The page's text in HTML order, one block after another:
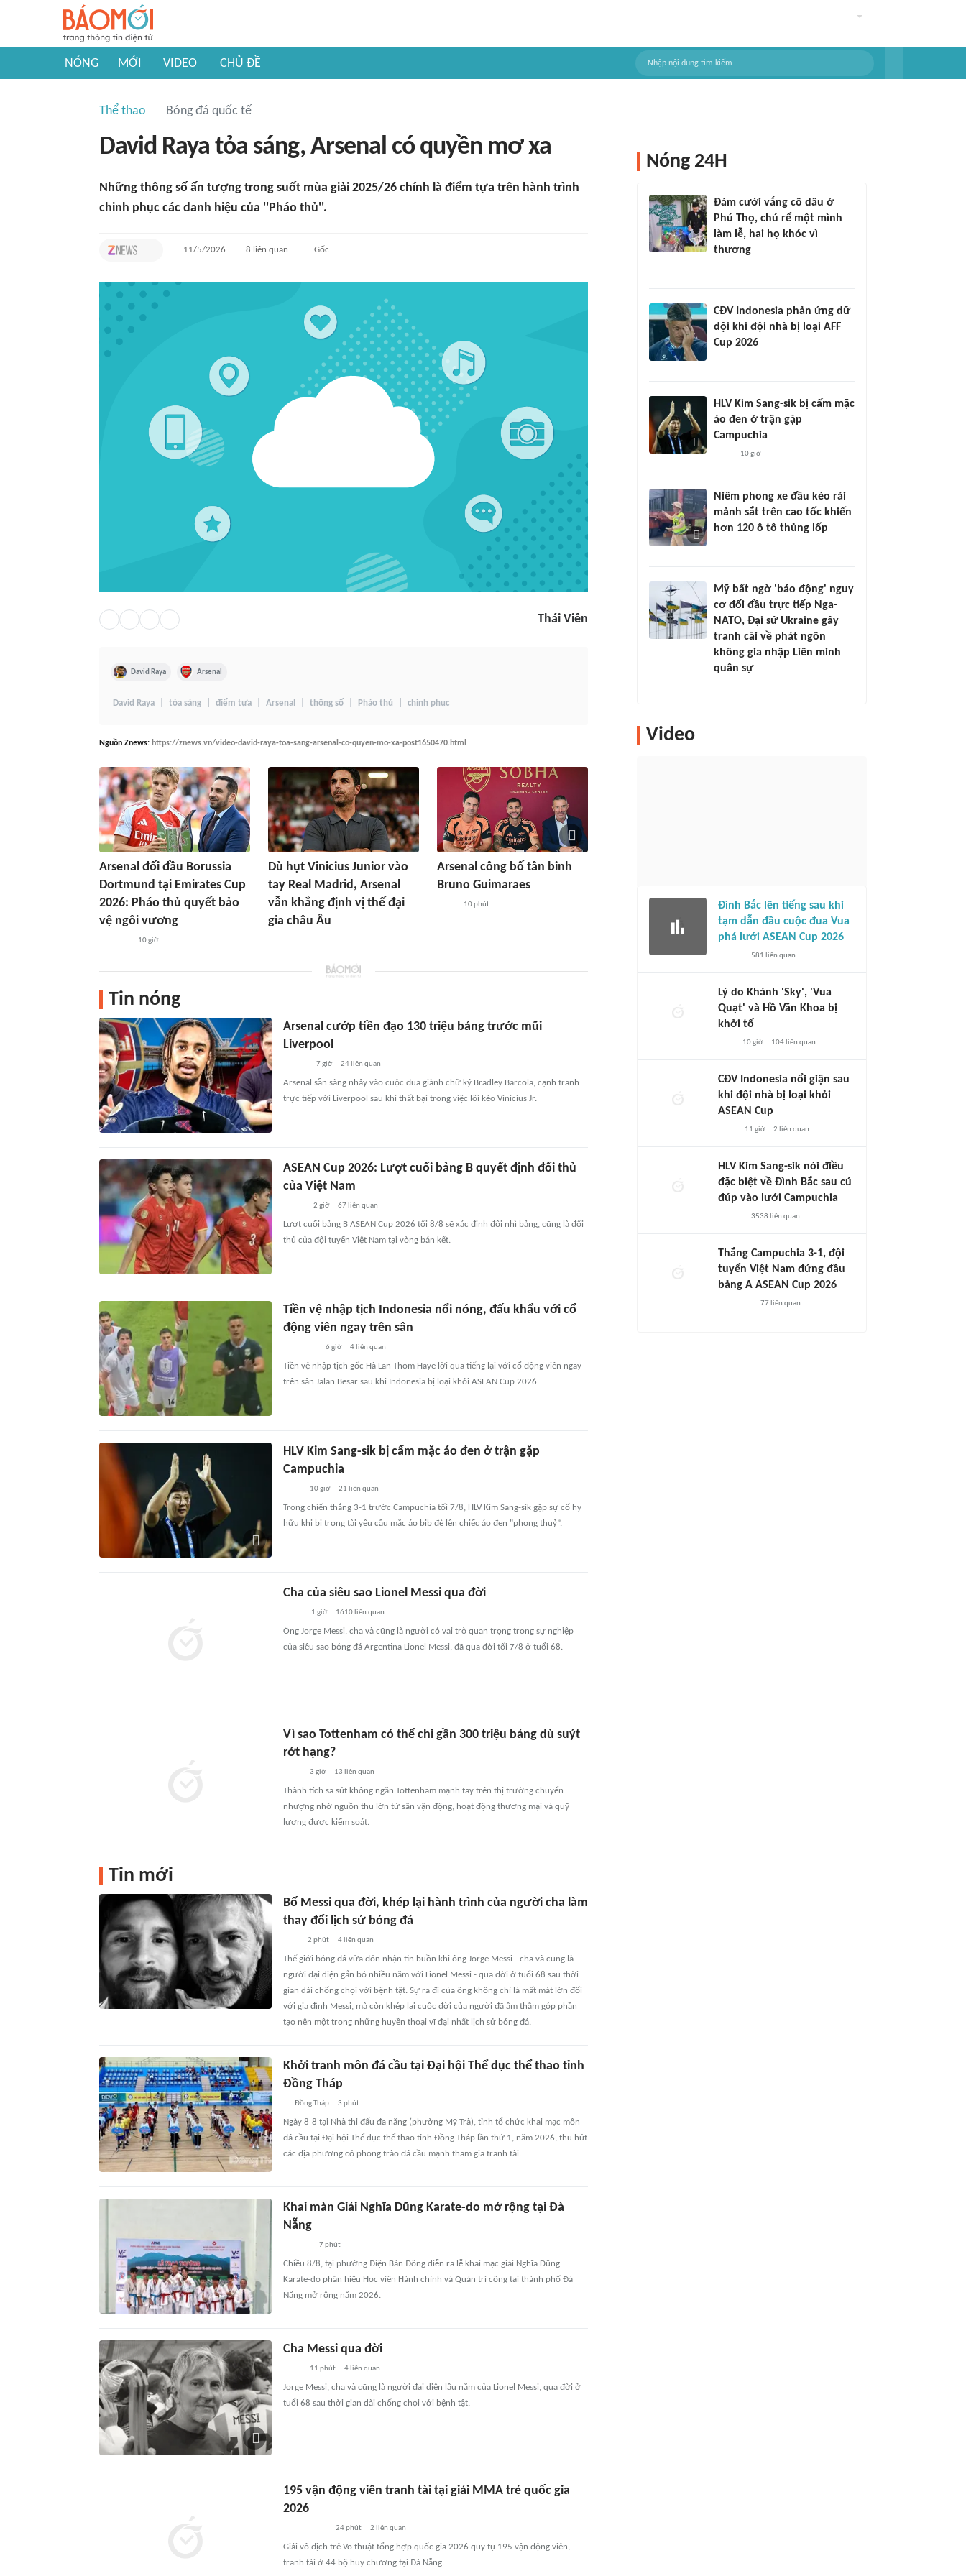
NÓNG MỚI VIDEO CHỦ ĐỀ
Thể thao Bóng đá quốc tế
David Raya tỏa sáng, Arsenal có quyền mơ xa
Những thông số ấn tượng trong suốt mùa giải 2025/26 chính là điểm tựa trên hành trình
chinh phục các danh hiệu của ''Pháo thủ''.
11/5/2026 8 liên quan Gốc
Thái Viên
David Raya Arsenal
David Raya tỏa sáng điểm tựa Arsenal thông số Pháo thủ chinh phục
Nguồn Znews: https://znews.vn/video-david-raya-toa-sang-arsenal-co-quyen-mo-xa-post1650470.html
Arsenal đối đầu Borussia
Dortmund tại Emirates Cup
2026: Pháo thủ quyết bảo
vệ ngôi vương
10 giờ
Dù hụt Vinicius Junior vào
tay Real Madrid, Arsenal
vẫn khẳng định vị thế đại
gia châu Âu
Arsenal công bố tân binh
Bruno Guimaraes
10 phút
Tin nóng
Arsenal cướp tiền đạo 130 triệu bảng trước mũi
Liverpool
7 giờ 24liên quan
Arsenal sẵn sàng nhảy vào cuộc đua giành chữ ký Bradley Barcola, cạnh tranh
trực tiếp với Liverpool sau khi thất bại trong việc lôi kéo Vinicius Jr.
ASEAN Cup 2026: Lượt cuối bảng B quyết định đối thủ
của Việt Nam
2 giờ 67 liên quan
Lượt cuối bảng B ASEAN Cup 2026 tối 8/8 sẽ xác định đội nhì bảng, cũng là đối
thủ của đội tuyển Việt Nam tại vòng bán kết.
Tiền vệ nhập tịch Indonesia nổi nóng, đấu khẩu với cổ
động viên ngay trên sân
6 giờ 4liên quan
Tiền vệ nhập tịch gốc Hà Lan Thom Haye lời qua tiếng lại với cổ động viên ngay
trên sân Jalan Besar sau khi Indonesia bị loại khỏi ASEAN Cup 2026.
HLV Kim Sang-sik bị cấm mặc áo đen ở trận gặp
Campuchia
10 giờ 21 liên quan
Trong chiến thắng 3-1 trước Campuchia tối 7/8, HLV Kim Sang-sik gặp sự cố hy
hữu khi bị trọng tài yêu cầu mặc áo bib đè lên chiếc áo đen "phong thuỷ”.
Cha của siêu sao Lionel Messi qua đời
1 giờ 1610 liên quan
Ông Jorge Messi, cha và cũng là người có vai trò quan trọng trong sự nghiệp
của siêu sao bóng đá Argentina Lionel Messi, đã qua đời tối 7/8 ở tuổi 68.
Vì sao Tottenham có thể chi gần 300 triệu bảng dù suýt
rớt hạng?
3 giờ 13 liên quan
Thành tích sa sút không ngăn Tottenham mạnh tay trên thị trường chuyển
nhượng nhờ nguồn thu lớn từ sân vận động, hoạt động thương mại và quỹ
lương được kiểm soát.
Tin mới
Bố Messi qua đời, khép lại hành trình của người cha làm
thay đổi lịch sử bóng đá
2 phút 4liên quan
Thế giới bóng đá vừa đón nhận tin buồn khi ông Jorge Messi - cha và cũng là
người đại diện gắn bó nhiều năm với Lionel Messi - qua đời ở tuổi 68 sau thời
gian dài chống chọi với bệnh tật. Sự ra đi của ông không chỉ là mất mát lớn đối
với gia đình Messi, mà còn khép lại cuộc đời của người đã âm thầm góp phần
tạo nên một trong những huyền thoại vĩ đại nhất lịch sử bóng đá.
Khởi tranh môn đá cầu tại Đại hội Thể dục thể thao tỉnh
Đồng Tháp
Đồng Tháp 3 phút
Ngày 8-8 tại Nhà thi đấu đa năng (phường Mỹ Trà), tỉnh tổ chức khai mạc môn
đá cầu tại Đại hội Thể dục thể thao tỉnh Đồng Tháp lần thứ 1, năm 2026, thu hút
các địa phương có phong trào đá cầu mạnh tham gia tranh tài.
Khai màn Giải Nghĩa Dũng Karate-do mở rộng tại Đà
Nẵng
7 phút
Chiều 8/8, tại phường Điện Bàn Đông diễn ra lễ khai mạc giải Nghĩa Dũng
Karate-do phân hiệu Học viện Hành chính và Quản trị công tại thành phố Đà
Nẵng mở rộng năm 2026.
Cha Messi qua đời
11 phút 4liên quan
Jorge Messi, cha và cũng là người đại diện lâu năm của Lionel Messi, qua đời ở
tuổi 68 sau thời gian dài chống chọi với bệnh tật.
195 vận động viên tranh tài tại giải MMA trẻ quốc gia
2026
24 phút 2 liên quan
Giải vô địch trẻ Võ thuật tổng hợp quốc gia 2026 quy tụ 195 vận động viên,
tranh tài ở 44 bộ huy chương tại Đà Nẵng.
Nóng 24H
Đám cưới vắng cô dâu ở
Phú Thọ, chú rể một mình
làm lễ, hai họ khóc vì
thương
CĐV Indonesia phản ứng dữ
dội khi đội nhà bị loại AFF
Cup 2026
HLV Kim Sang-sik bị cấm mặc
áo đen ở trận gặp
Campuchia
10 giờ
Niêm phong xe đầu kéo rải
mảnh sắt trên cao tốc khiến
hơn 120 ô tô thủng lốp
Mỹ bất ngờ 'báo động' nguy
cơ đối đầu trực tiếp Nga-
NATO, Đại sứ Ukraine gây
tranh cãi về phát ngôn
không gia nhập Liên minh
quân sự
Video
Đình Bắc lên tiếng sau khi
tạm dẫn đầu cuộc đua Vua
phá lưới ASEAN Cup 2026
581 liên quan
Lý do Khánh 'Sky', 'Vua
Quạt' và Hồ Văn Khoa bị
khởi tố
10 giờ 104liên quan
CĐV Indonesia nổi giận sau
khi đội nhà bị loại khỏi
ASEAN Cup
11 giờ 2 liên quan
HLV Kim Sang-sik nói điều
đặc biệt về Đình Bắc sau cú
đúp vào lưới Campuchia
3538 liên quan
Thắng Campuchia 3-1, đội
tuyển Việt Nam đứng đầu
bảng A ASEAN Cup 2026
77liên quan